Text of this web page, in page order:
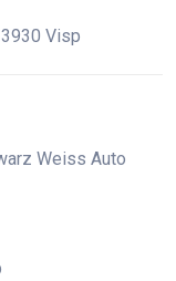
Visp
Weiss Auto